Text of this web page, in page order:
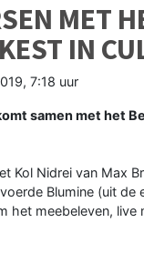
MET
IN
7:18 uur
samen met het
Kol Nidrei van Max
Blumine (uit
het meebeleven, live